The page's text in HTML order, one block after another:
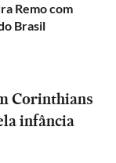
Remo com
Brasil
Corinthians
infância